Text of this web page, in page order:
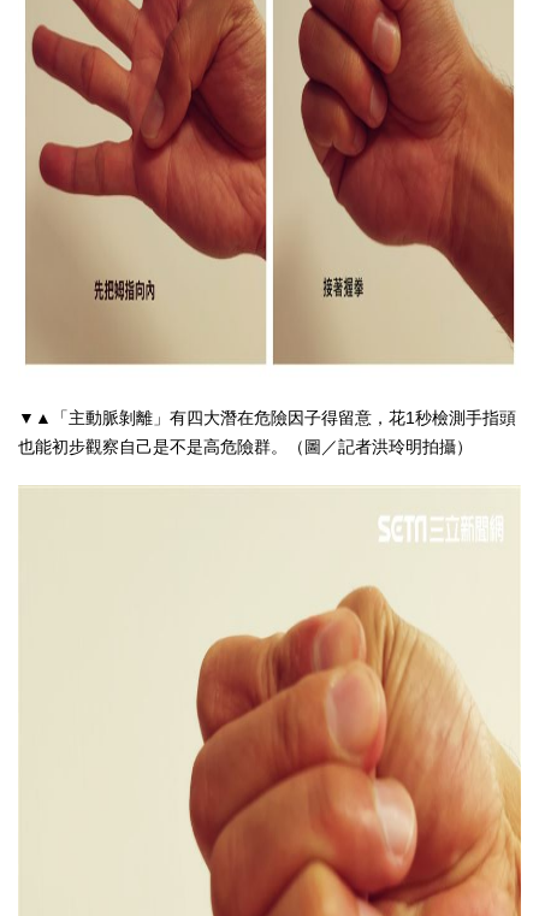
▼▲「主動脈剝離」有四大潛在危險因子得留意，花1秒檢測手指頭
也能初步觀察自己是不是高危險群。（圖／記者洪玲明拍攝）